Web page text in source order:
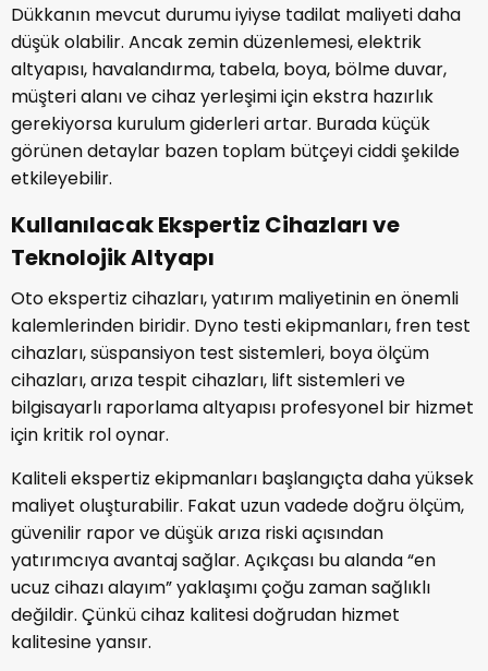
Dükkanın mevcut durumu iyiyse tadilat maliyeti daha
düşük olabilir. Ancak zemin düzenlemesi, elektrik
altyapısı, havalandırma, tabela, boya, bölme duvar,
müşteri alanı ve cihaz yerleşimi için ekstra hazırlık
gerekiyorsa kurulum giderleri artar. Burada küçük
görünen detaylar bazen toplam bütçeyi ciddi şekilde
etkileyebilir.
Kullanılacak Ekspertiz Cihazları ve
Teknolojik Altyapı
Oto ekspertiz cihazları, yatırım maliyetinin en önemli
kalemlerinden biridir. Dyno testi ekipmanları, fren test
cihazları, süspansiyon test sistemleri, boya ölçüm
cihazları, arıza tespit cihazları, lift sistemleri ve
bilgisayarlı raporlama altyapısı profesyonel bir hizmet
için kritik rol oynar.
Kaliteli ekspertiz ekipmanları başlangıçta daha yüksek
maliyet oluşturabilir. Fakat uzun vadede doğru ölçüm,
güvenilir rapor ve düşük arıza riski açısından
yatırımcıya avantaj sağlar. Açıkçası bu alanda “en
ucuz cihazı alayım” yaklaşımı çoğu zaman sağlıklı
değildir. Çünkü cihaz kalitesi doğrudan hizmet
kalitesine yansır.